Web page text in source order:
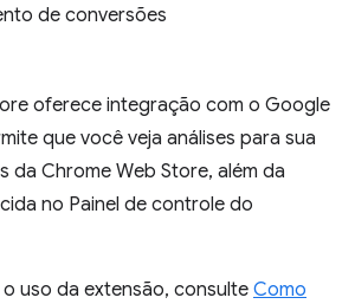
de conversões
oferece integração com o Google
que você veja análises para sua
da Chrome Web Store, além da
no Painel de controle do
uso da extensão, consulteComo